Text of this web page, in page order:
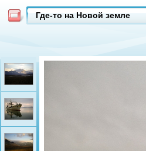
Где-то на Новой земле